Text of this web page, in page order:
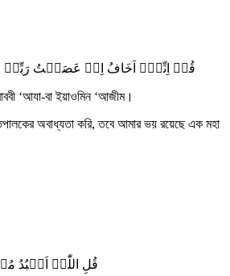
قُلۡ اِنِّیۡۤ اَخَافُ اِنۡ عَصَیۡتُ رَبِّیۡ
‘আযা-বা ইয়াওমিন ‘আজীম।
অবাধ্যতা করি, তবে আমার ভয় রয়েছে এক মহা
قُلِ اللّٰہَ اَعۡبُدُ